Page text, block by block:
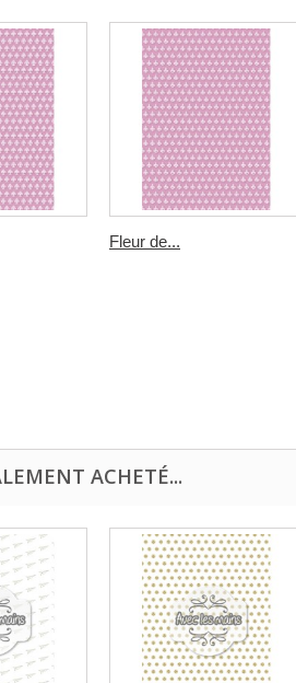
Fleur de...
ACHETÉ...